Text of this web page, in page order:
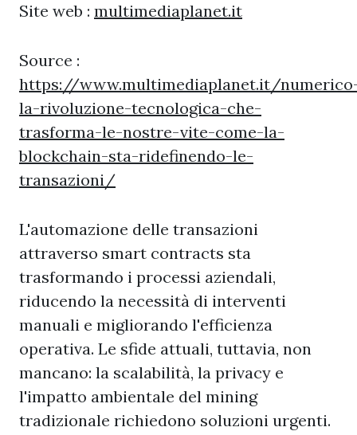
Site web : multimediaplanet.it
Source :
https://www.multimediaplanet.it/
la-rivoluzione-tecnologica-che-
trasforma-le-nostre-vite-come-la-
blockchain-sta-ridefinendo-le-
transazioni/
L'automazione delle transazioni
attraverso smart contracts sta
trasformando i processi aziendali,
riducendo la necessità di interventi
manuali e migliorando l'efficienza
operativa. Le sfide attuali, tuttavia, non
mancano: la scalabilità, la privacy e
l'impatto ambientale del mining
tradizionale richiedono soluzioni urgenti.